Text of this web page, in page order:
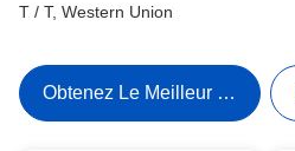
T / T, Western Union
Obtenez Le Meilleur Prix